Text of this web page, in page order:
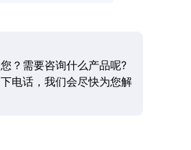
？需要咨询什么产品呢?
电话，我们会尽快为您解